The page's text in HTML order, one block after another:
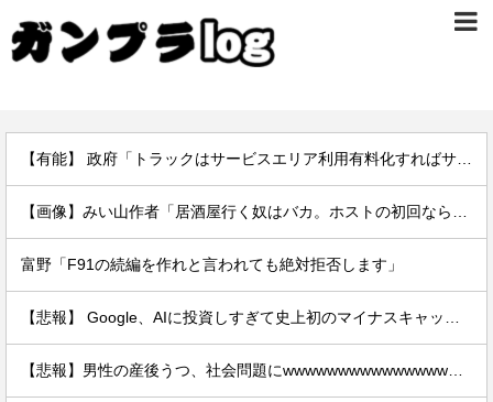
富野「F91の続編を作れと言われても絶対拒否します」